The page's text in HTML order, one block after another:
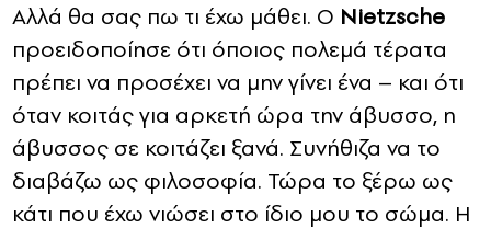
Αλλά θα σας πω τι έχω μάθει. Ο Nietzsche
προειδοποίησε ότι όποιος πολεμά τέρατα
πρέπει να προσέχει να μην γίνει ένα – και ότι
όταν κοιτάς για αρκετή ώρα την άβυσσο, η
άβυσσος σε κοιτάζει ξανά. Συνήθιζα να το
διαβάζω ως φιλοσοφία. Τώρα το ξέρω ως
κάτι που έχω νιώσει στο ίδιο μου το σώμα. Η